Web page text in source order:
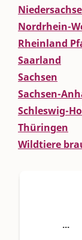
Nordrhein-
Rheinland
Saarland
Sachsen
Sachsen-
Schleswig-
Thüringen
Wildtiere